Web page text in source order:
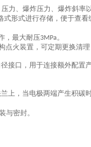
力、爆炸压力、爆炸斜率
式形式进行存储，便于查看
，最大耐压3MPa。
点火装置，可定期更换清
径接口，用于连接额外配置
上，当电极两端产生积碳
与密封。